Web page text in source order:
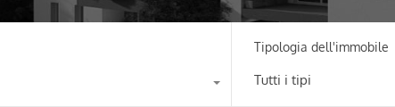
Tipologia dell'immobile
Tutti i tipi